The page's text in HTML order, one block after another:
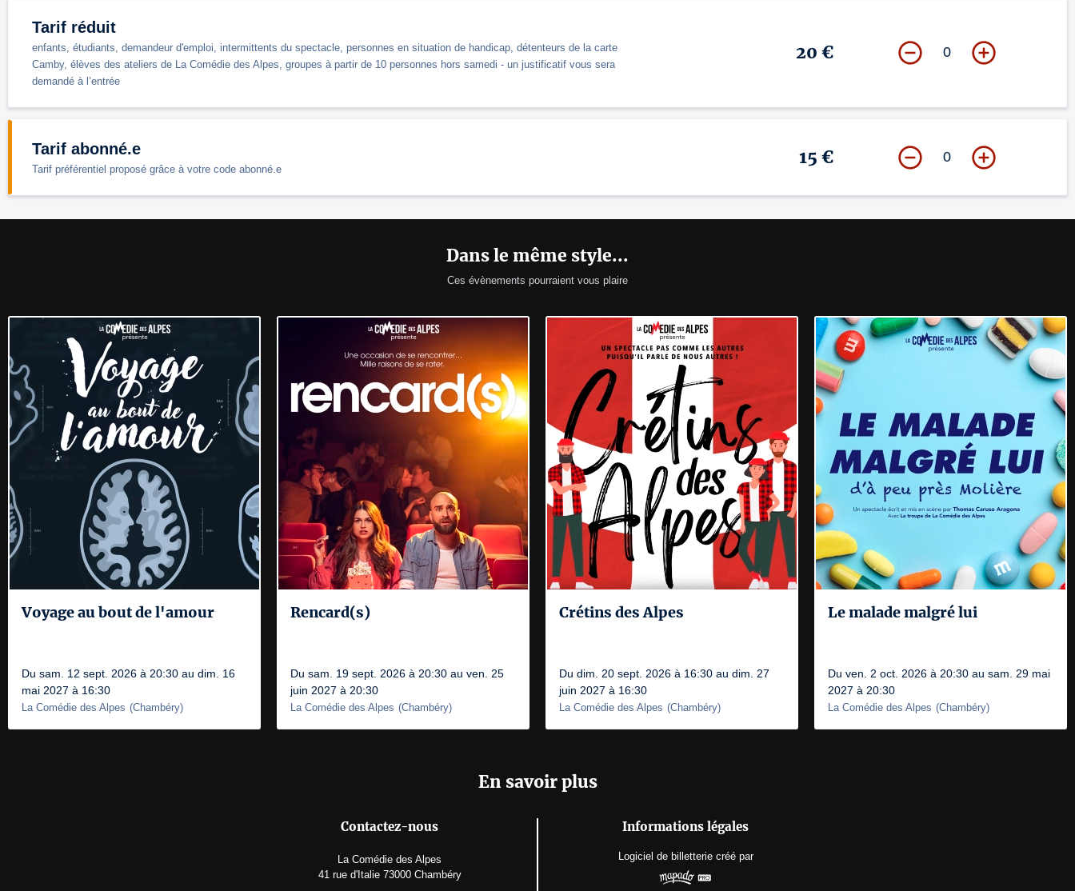
Tarif réduit
enfants, étudiants, demandeur d'emploi, intermittents du spectacle, personnes en situation de handicap, détenteurs de la carte
Camby, élèves des ateliers de La Comédie des Alpes, groupes à partir de 10 personnes hors samedi - un justificatif vous sera
demandé à l’entrée
20 € 0
Tarif abonné.e
Tarif préférentiel proposé grâce à votre code abonné.e
15 € 0
Dans le même style...
Ces évènements pourraient vous plaire
Voyage au bout de l'amour
Du sam. 12 sept. 2026 à 20:30 au dim. 16
mai 2027 à 16:30
La Comédie des Alpes (Chambéry)
Rencard(s)
Du sam. 19 sept. 2026 à 20:30 au ven. 25
juin 2027 à 20:30
La Comédie des Alpes (Chambéry)
Crétins des Alpes
Du dim. 20 sept. 2026 à 16:30 au dim. 27
juin 2027 à 16:30
La Comédie des Alpes (Chambéry)
Le malade malgré lui
Du ven. 2 oct. 2026 à 20:30 au sam. 29 mai
2027 à 20:30
La Comédie des Alpes (Chambéry)
En savoir plus
Contactez-nous
La Comédie des Alpes
41 rue d'Italie 73000 Chambéry
Informations légales
Logiciel de billetterie créé par